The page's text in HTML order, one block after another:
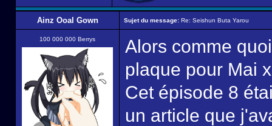
Ainz Ooal Gown Sujet du message: Re: Seishun Buta Yarou
100 000 000 Berrys
Alors comme
plaque pour Mai
Cet épisode 8
un article que